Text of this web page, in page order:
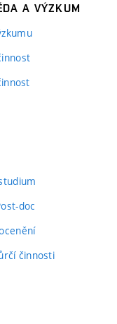
A VÝZKUM
doc
činnosti